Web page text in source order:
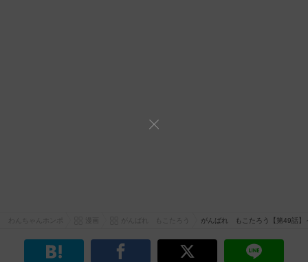
がんばれ もこたろう がんばれ もこたろう【第49話】